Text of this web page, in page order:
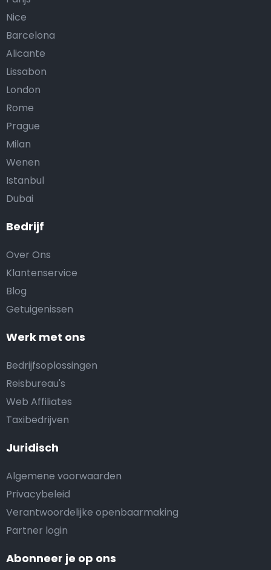
Bedrijf
Over Ons
Klantenservice
Blog
Getuigenissen
Werk met ons
Bedrijfsoplossingen
Reisbureau's
Web Affiliates
Taxibedrijven
Juridisch
Algemene voorwaarden
Privacybeleid
Verantwoordelijke openbaarmaking
Partner login
Nice
Barcelona
Alicante
Lissabon
London
Rome
Prague
Milan
Wenen
Istanbul
Dubai
Abonneer je op ons